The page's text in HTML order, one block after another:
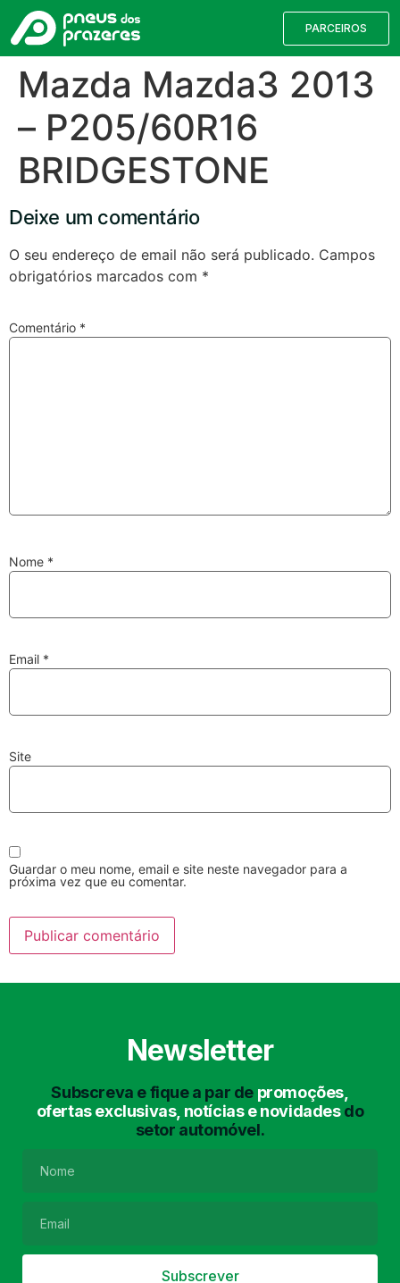
PARCEIROS
Mazda Mazda3 2013
– P205/60R16
BRIDGESTONE
Deixe um comentário
O seu endereço de email não será publicado. Campos
obrigatórios marcados com *
Comentário *
Nome *
Email *
Site
Guardar o meu nome, email e site neste navegador para a
próxima vez que eu comentar.
Newsletter
Subscreva e fique a par de promoções,
ofertas exclusivas, notícias e novidadesdo
setor automóvel.
Subscrever
Encontre o pneu correto para a sua
Válvulas TPMS
Discos e Pastilhas
Amortecedores
Lavagem Manual
Lavagem de Chassis Matrículas